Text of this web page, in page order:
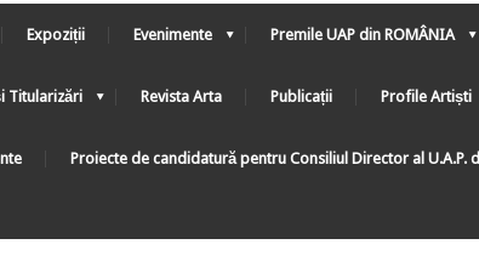
Expoziții Evenimente Premile UAP din ROMÂNIA
Titularizări Revista Arta Publicații Profile Artiști
Proiecte de candidatură pentru Consiliul Director al U.A.P.